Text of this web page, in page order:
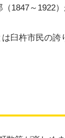
1847～1922
臼杵市民の誇